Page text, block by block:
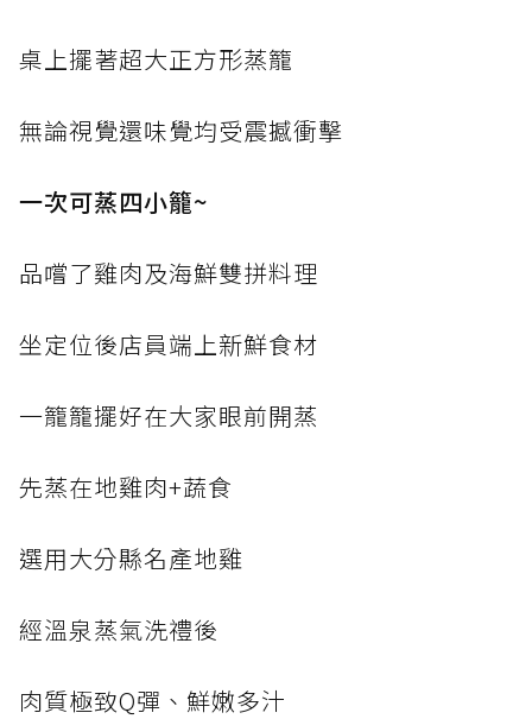
桌上擺著超大正方形蒸籠
無論視覺還味覺均受震撼衝擊
一次可蒸四小籠~
品嚐了雞肉及海鮮雙拼料理
坐定位後店員端上新鮮食材
一籠籠擺好在大家眼前開蒸
先蒸在地雞肉+蔬食
選用大分縣名產地雞
經溫泉蒸氣洗禮後
肉質極致Q彈、鮮嫩多汁